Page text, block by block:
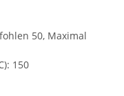
50, Maximal
150